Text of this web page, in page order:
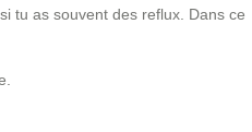
tu as souvent des reflux. Dans ce